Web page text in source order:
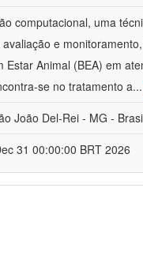
computacional, uma
e
Animal (BEA) em
se no tratamento a...
João Del-Rei - MG -
31 00:00:00 BRT 2026